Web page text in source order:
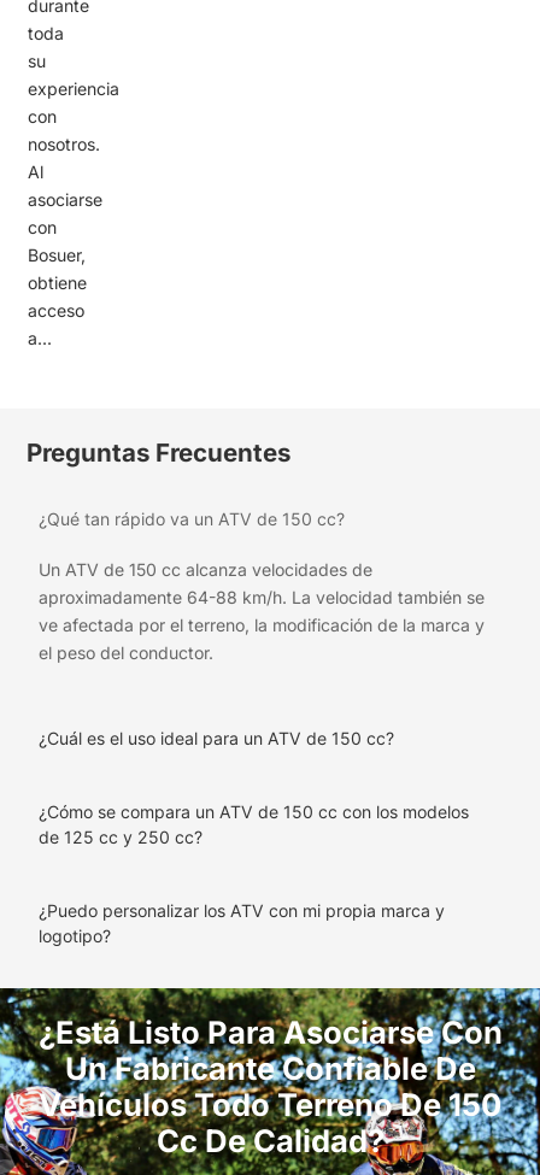
durante
toda
su
experiencia
con
nosotros.
Al
asociarse
con
Bosuer,
obtiene
acceso
a...
Preguntas Frecuentes
¿Qué tan rápido va un ATV de 150 cc?
Un ATV de 150 cc alcanza velocidades de
aproximadamente 64-88 km/h. La velocidad también se
ve afectada por el terreno, la modificación de la marca y
el peso del conductor.
¿Cuál es el uso ideal para un ATV de 150 cc?
¿Cómo se compara un ATV de 150 cc con los modelos
de 125 cc y 250 cc?
¿Puedo personalizar los ATV con mi propia marca y
logotipo?
¿Está Listo Para Asociarse Con
Un Fabricante Confiable De
Vehículos Todo Terreno De 150
Cc De Calidad?